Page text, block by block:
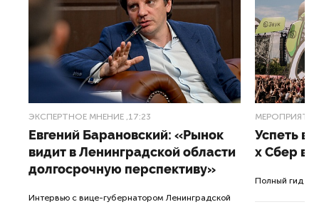
ЭКСПЕРТНОЕ МНЕНИЕ ,17:23
Евгений Барановский: «Рынок
видит в Ленинградской области
долгосрочную перспективу»
Интервью с вице-губернатором Ленинградской
МЕРОПРИЯТИЯ
Успеть
x Сбер в
Полный гид по